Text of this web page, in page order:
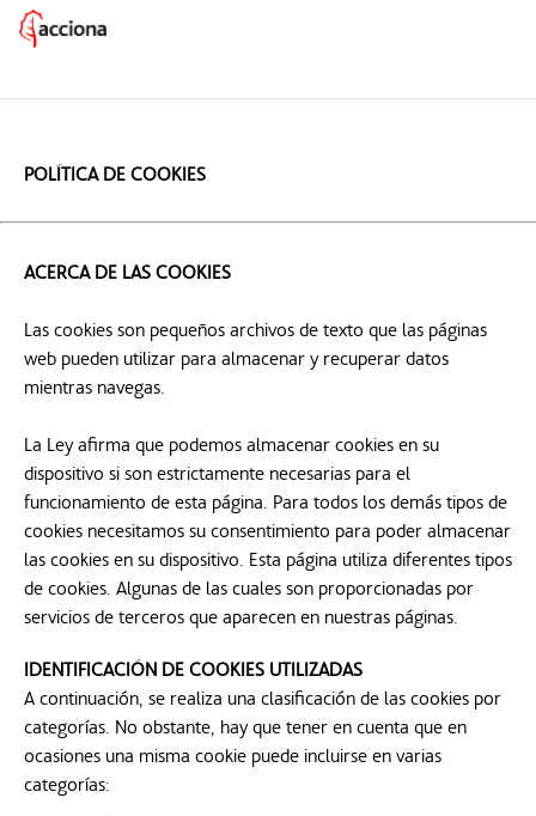
POLÍTICA DE COOKIES
ACERCA DE LAS COOKIES
Las cookies son pequeños archivos de texto que las páginas
web pueden utilizar para almacenar y recuperar datos
mientras navegas.
La Ley afirma que podemos almacenar cookies en su
dispositivo si son estrictamente necesarias para el
funcionamiento de esta página. Para todos los demás tipos de
cookies necesitamos su consentimiento para poder almacenar
las cookies en su dispositivo. Esta página utiliza diferentes tipos
de cookies. Algunas de las cuales son proporcionadas por
servicios de terceros que aparecen en nuestras páginas.
IDENTIFICACIÓN DE COOKIES UTILIZADAS
A continuación, se realiza una clasificación de las cookies por
categorías. No obstante, hay que tener en cuenta que en
ocasiones una misma cookie puede incluirse en varias
categorías: